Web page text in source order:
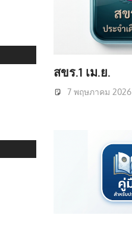
สขร.1 เม.ย.
7 พฤษภาคม 2026